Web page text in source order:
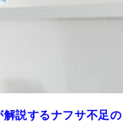
説するナフサ不足の